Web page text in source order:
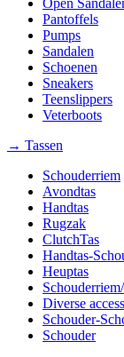
Open
Pantoffels
Pumps
Sandalen
Schoenen
Sneakers
Teenslippers
Veterboots
→ Tassen
Schouderriem
Avondtas
Handtas
Rugzak
ClutchTas
Handtas-
Heuptas
Diverse
Schouder-
Schouder